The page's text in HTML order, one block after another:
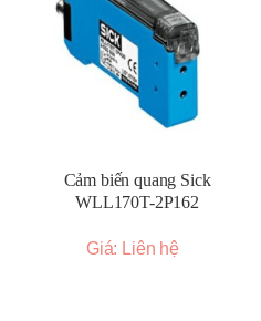
Cảm biến quang Sick
WLL170T-2P162
Giá: Liên hệ